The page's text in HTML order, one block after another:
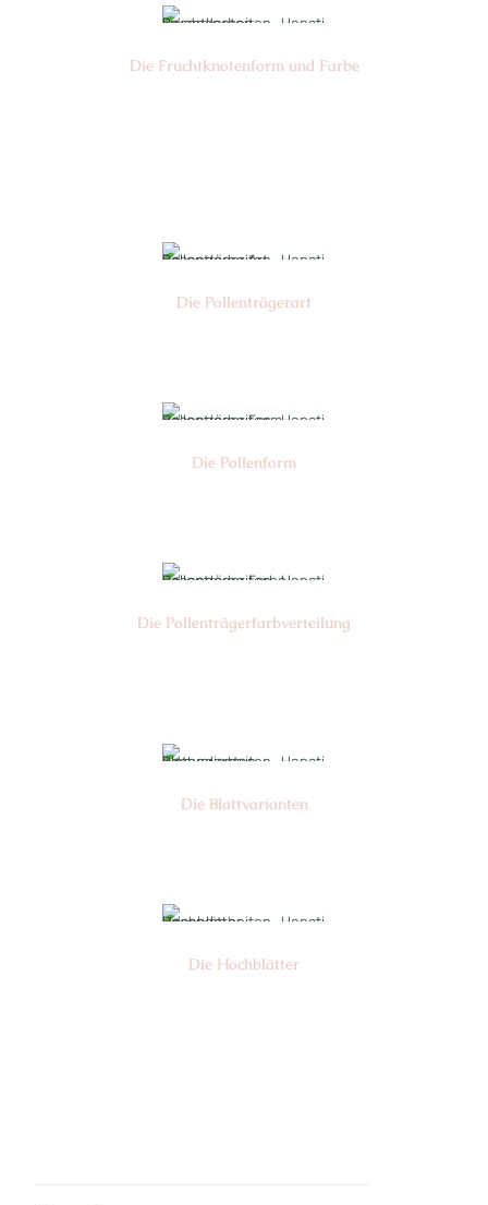
Die Frucht­knotenform und Farbe
Die Pollen­trägerart
Die Pollen­form
Die Pollen­trägerfarb­verteilung
Die Blattvarianten
Die Hochblätter